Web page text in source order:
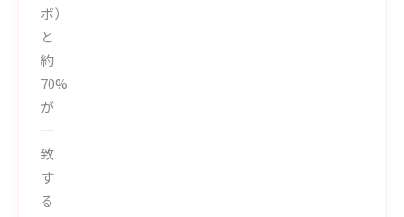
ボ）
と
約
70%
が
一
致
す
る